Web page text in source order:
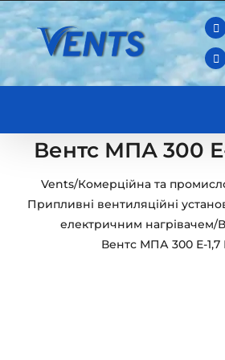
Skip
to
content
Вентс МПА 300
Vents/Комерційна та
Припливні вентиляційні
електричним нагрівачем/
Вентс МПА 300 Е-